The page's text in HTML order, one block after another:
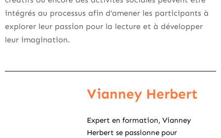
intégrés au processus afin d’amener les participants à
explorer leur passion pour la lecture et à développer
leur imagination.
Vianney Herbert
Expert en formation, Vianney
Herbert se passionne pour